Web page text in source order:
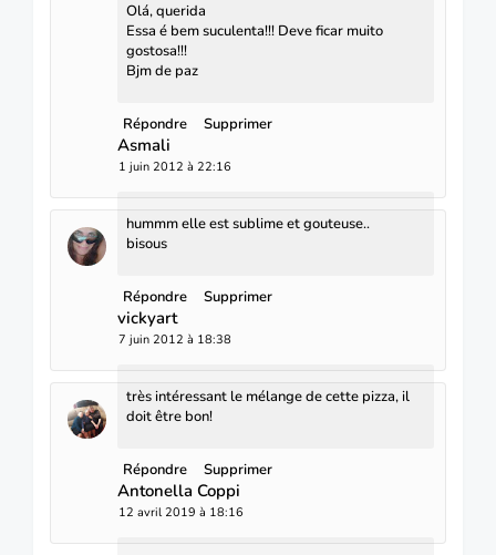
Olá, querida
Essa é bem suculenta!!! Deve ficar muito
gostosa!!!
Bjm de paz
Répondre Supprimer
Asmali
1 juin 2012 à 22:16
hummm elle est sublime et gouteuse..
bisous
Répondre Supprimer
vickyart
7 juin 2012 à 18:38
très intéressant le mélange de cette pizza, il
doit être bon!
Répondre Supprimer
Antonella Coppi
12 avril 2019 à 18:16